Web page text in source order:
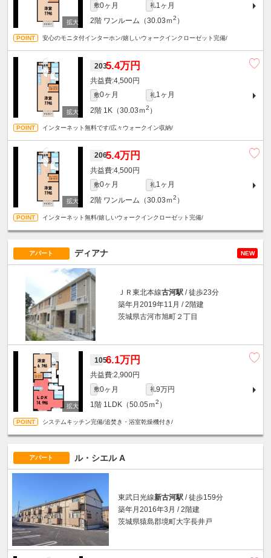
敷0ヶ月 礼1ヶ月
2階 ワンルーム（30.03ｍ2 ）
安心のモニタ付インターホン/嬉しいウォークインクローゼット完備/
2035.4万円
4,500円
敷0ヶ月 礼1ヶ月
2階 1K（30.03ｍ2 ）
インターネット無料です/広々ウォークイン収納/
2065.4万円
4,500円
敷0ヶ月 礼1ヶ月
2階 ワンルーム（30.03ｍ2 ）
インターネット無料/嬉しいウォークインクローゼット完備/
アパート ディアナ NEW
ＪＲ東北本線古河駅 / 徒歩23分
築年月2019年11月 / 2階建
茨城県古河市旭町２丁目
1056.1万円
2,900円
敷0ヶ月 礼9万円
1階 1LDK（50.05ｍ2 ）
システムキッチン完備/追焚き・浴室乾燥機付き/
アパート ル・シエル A
東武日光線新古河駅 / 徒歩159分
築年月2016年3月 / 2階建
茨城県猿島郡境町大字長井戸